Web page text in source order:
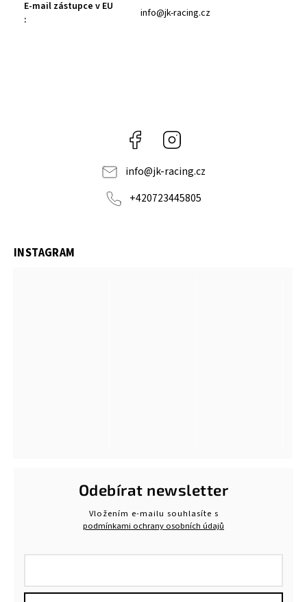
E-mail zástupce v EU
:
info@jk-racing.cz
Facebook
info@jk-racing.cz
+420723445805
INSTAGRAM
Odebírat newsletter
Vložením e-mailu souhlasíte s
podmínkami ochrany osobních údajů